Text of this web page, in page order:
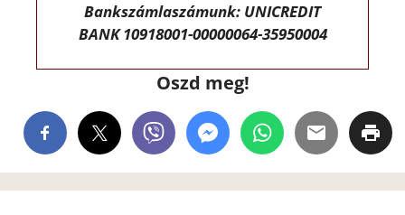
Bankszámlaszámunk: UNICREDIT
BANK 10918001-00000064-35950004
Oszd meg!